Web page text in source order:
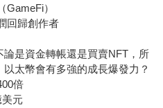
）
回歸創作者
是資金轉帳還是買賣NFT，所
太幣會有多強的成長爆發力？
倍
元